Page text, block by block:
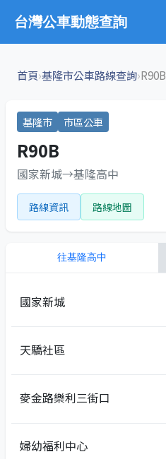
台灣公車動態查詢
首頁›基隆市公車路線查詢›R90B
基隆市 市區公車
R90B
國家新城→基隆高中
路線資訊 路線地圖
往基隆高中
國家新城
天驕社區
麥金路樂利三街口
婦幼福利中心